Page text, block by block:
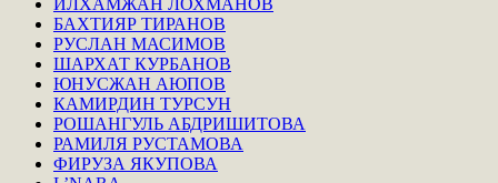
ИЛХАМЖАН ЛОХМАНОВ
БАХТИЯР ТИРАНОВ
РУСЛАН МАСИМОВ
ШАРХАТ КУРБАНОВ
ЮНУСЖАН АЮПОВ
КАМИРДИН ТУРСУН
РОШАНГУЛЬ АБДРИШИТОВА
РАМИЛЯ РУСТАМОВА
ФИРУЗА ЯКУПОВА